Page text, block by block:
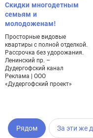
Скидки многодетным
семьям и
молодоженам!
Просторные видовые
квартиры с полной отделкой.
Рассрочка без удорожания.
Ленинский пр. –
Дудергофский канал
Реклама | ООО
«Дудергофский проект»
Рядом За эти же